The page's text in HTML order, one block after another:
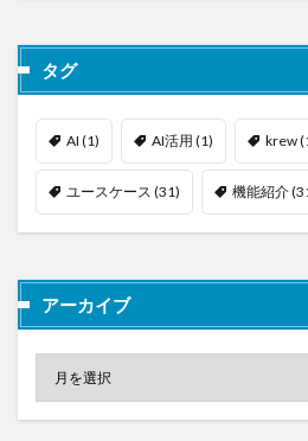
タグ
AI (1) AI活用 (1) krew
ユースケース (31) 機能紹介
アーカイブ